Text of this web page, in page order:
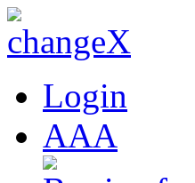
Login
AAA